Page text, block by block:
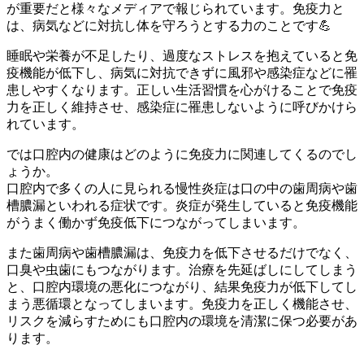
が重要だと様々なメディアで報じられています。免疫力と
は、病気などに対抗し体を守ろうとする力のことです💪
睡眠や栄養が不足したり、過度なストレスを抱えていると免
疫機能が低下し、病気に対抗できずに風邪や感染症などに罹
患しやすくなります。正しい生活習慣を心がけることで免疫
力を正しく維持させ、感染症に罹患しないように呼びかけら
れています。
では口腔内の健康はどのように免疫力に関連してくるのでし
ょうか。
口腔内で多くの人に見られる慢性炎症は口の中の歯周病や歯
槽膿漏といわれる症状です。炎症が発生していると免疫機能
がうまく働かず免疫低下につながってしまいます。
また歯周病や歯槽膿漏は、免疫力を低下させるだけでなく、
口臭や虫歯にもつながります。治療を先延ばしにしてしまう
と、口腔内環境の悪化につながり、結果免疫力が低下してし
まう悪循環となってしまいます。免疫力を正しく機能させ、
リスクを減らすためにも口腔内の環境を清潔に保つ必要があ
ります。